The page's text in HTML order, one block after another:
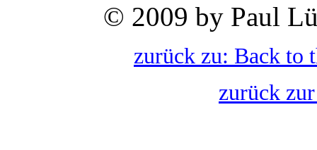
© 2009 by Paul
zurück zu: Back to
zurück